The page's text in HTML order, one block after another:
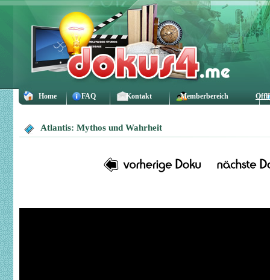
Home FAQ Kontakt Memberbereich
Atlantis: Mythos und Wahrheit